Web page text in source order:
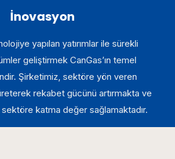
İnovasyon
yapılan yatırımlar ile sürekli
geliştirmek CanGas’ın temel
Şirketimiz, sektöre yön veren
rekabet gücünü artırmakta ve
katma değer sağlamaktadır.